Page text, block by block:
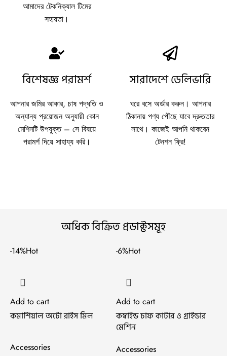
আমাদের টেকনিক্যাল টিমের
সহায়তা।
বিশেষজ্ঞ পরামর্শ
আপনার জমির আকার, চাষ পদ্ধতি ও
অন্যান্য প্রয়োজন অনুযায়ী কোন
মেশিনটি উপযুক্ত – সে বিষয়ে
পরামর্শ দিয়ে সাহায্য করি।
সারাদেশে ডেলিভারি
ঘরে বসে অর্ডার করুন। আপনার
ঠিকানায় পণ্য পৌঁছে যাবে দ্রুততার
সাথে। কাজেই আপনি থাকবেন
টেনশন ফ্রি!
অধিক বিক্রিত প্রডাক্টসমূহ
-14%Hot
Add to cart
কমার্শিয়াল অটো রাইস মিল
Accessories
-6%Hot
Add to cart
কম্বাইন্ড চাফ কাটার ও গ্রাইন্ডার
মেশিন
Accessories